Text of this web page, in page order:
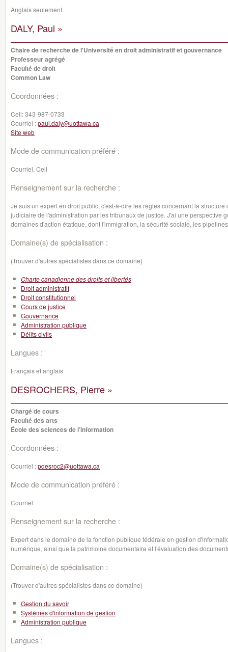
Anglais seulement
DALY, Paul »
Chaire de recherche de l'Université en droit administratif et gouvernance
Professeur agrégé
Faculté de droit
Common Law
Coordonnées :
Cell:343-987-0733
Courriel :paul.daly@uottawa.ca
Site web
Mode de communication préféré :
Courriel, Cell
Renseignement sur la recherche :
Je suis un expert en droit public, c'est-à-dire les règles concernant la
judiciaire de l'administration par les tribunaux de justice. J'ai une perspective
domaines d'action étatique, dont l'immigration, la sécurité sociale, les
Domaine(s) de spécialisation :
(Trouver d'autres spécialistes dans ce domaine)
Charte canadienne des droits et libertés
Droit administratif
Droit constitutionnel
Cours de justice
Gouvernance
Administration publique
Délits civils
Langues :
Français et anglais
DESROCHERS, Pierre »
Chargé de cours
Faculté des arts
École des sciences de l’information
Coordonnées :
Courriel :pdesroc2@uottawa.ca
Mode de communication préféré :
Courriel
Renseignement sur la recherche :
Expert dans le domaine de la fonction publique fédérale en gestion
numérique, ainsi que la patrimoine documentaire et l'évaluation des
Domaine(s) de spécialisation :
(Trouver d'autres spécialistes dans ce domaine)
Gestion du savoir
Systèmes d'information de gestion
Administration publique
Langues :